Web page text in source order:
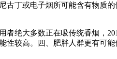
古丁或电子烟所可能含有物质的
绝大多数正在吸传统香烟，
较高。四、肥胖人群更有可能